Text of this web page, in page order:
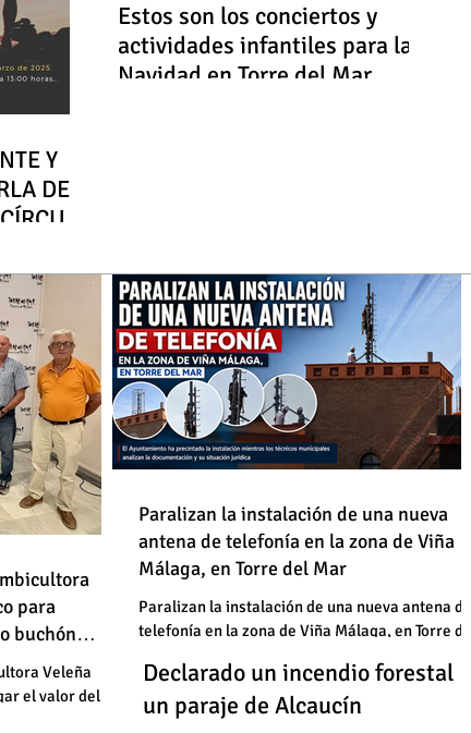
Y
DE
Estos son los conciertos y
actividades infantiles para la
Navidad en Torre del Mar
de
basura"
Declarado un incendio forestal en
un paraje de Alcaucín
de
"En
basura"
Declarado un incendio forestal en
un paraje de Alcaucín
para
buchón
Veleña
el valor del
Paralizan la instalación de una nueva
antena de telefonía en la zona de Viña
Málaga, en Torre del Mar
Paralizan la instalación de una nueva antena de
telefonía en la zona de Viña Málaga, en Torre del